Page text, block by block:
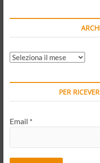
ARCHIVI
PER
Email *